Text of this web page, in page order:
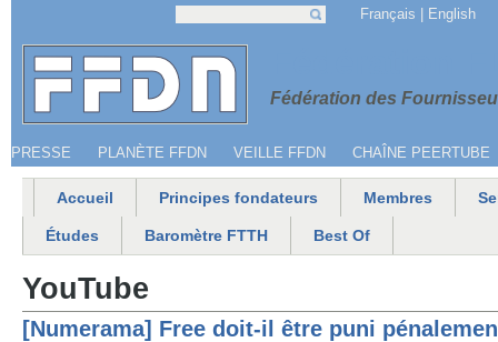
Jump to navigation
Fédération des
Menu secondaire
PRESSE PLANÈTE FFDN VEILLE FFDN CHAÎNE PEERTUBE
Français English
Menu principal
Accueil Principes fondateurs Membres
Études Baromètre FTTH Best Of
YouTube
[Numerama] Free doit-il être puni